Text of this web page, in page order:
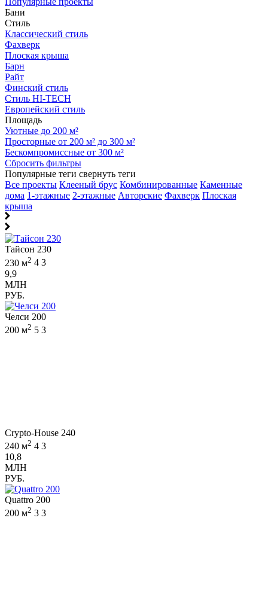
Бани
Стиль
Классический стиль
Фахверк
Плоская крыша
Барн
Райт
Финский стиль
Стиль HI-TECH
Европейский стиль
Площадь
Уютные до 200 м²
Просторные от 200 м² до 300 м²
Бескомпромиссные от 300 м²
Сбросить фильтры
Популярные теги свернуть теги
Все проекты Клееный брус Комбинированные Каменные
дома 1-этажные 2-этажные Авторские Фахверк Плоская
крыша
Тайсон 230
230 м2 4 3
9,9
МЛН
РУБ.
Челси 200
200 м2 5 3
Crypto-House 240
240 м2 4 3
10,8
МЛН
РУБ.
Quattro 200
200 м2 3 3